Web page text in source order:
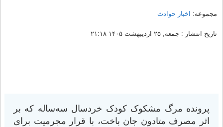
مجموعه: اخبار حوادث
تاریخ انتشار : جمعه, ۲۵ اردیبهشت ۱۴۰۵ ۲۱:۱۸
پرونده مرگ مشکوک کودک خردسال سه‌ساله که بر
اثر مصرف متادون جان باخت، با قرار مجرمیت برای